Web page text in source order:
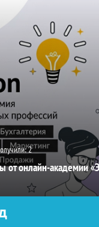
2
от онлайн-академии